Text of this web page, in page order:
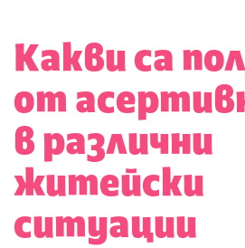
Какви са
от
в различни
житейски
ситуации